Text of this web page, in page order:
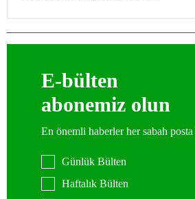
E-bülten
abonemiz olun
En önemli haberler her sabah
Günlük Bülten
Haftalık Bülten